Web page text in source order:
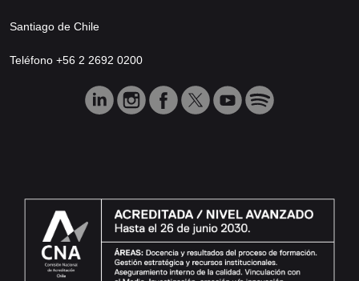
Santiago de Chile
Teléfono +56 2 2692 0200